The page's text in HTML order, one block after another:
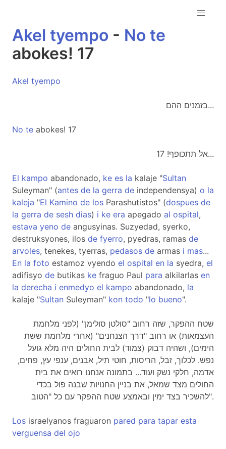
Akel tyempo - No te
abokes! 17
Akel tyempo
בזמנים ההם...
No te abokes! 17
אל תתכופף! 17...
El kampo abandonado, ke es la kalaje "Sultan
Suleyman" (antes de la gerra de independensya) o la
kaleja "El Kamino de los Parashutistos" (dospues de
la gerra de sesh dias) i ke era apegado al ospital,
estava yeno de angusyinas. Suzyedad, syerko,
destruksyones, ilos de fyerro, pyedras, ramas de
arvoles, tenekes, tyerras, pedasos de armas i mas...
En la foto estamoz vyendo el ospital en la syedra, el
adifisyo de butikas ke fraguo Paul para alkilarlas en
la derecha i enmedyo el kampo abandonado, la
kalaje "Sultan Suleyman" kon todo "lo bueno".
שטח ההפקר, שזה רחוב "סולטן סולימן" (לפני מלחמת
העצמאות) או רחוב "דרך הצנחנים" (אחרי מלחמת ששת
הימים), ושהיה דבוק (צמוד) לבית החולים היה מלא גועל
נפש. לכלוך, זבל, הריסות, חוטי תיל, אבנים, ענפי עץ, פחים,
אדמה, חלקי נשק ועוד... בתמונה אנחנו רואים את בית
החולים מצד שמאל, את בניין החנויות שבנה פול בכדי
להשכיר בצד ימין ובאמצע שטח ההפקר עם כל "הטוב".
Los israelyanos fraguaron pared para tapar esta
verguensa del ojo